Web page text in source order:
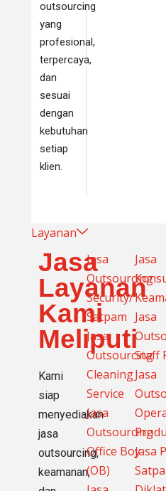
outsourcing
yang
profesional,
terpercaya,
dan
sesuai
dengan
kebutuhan
setiap
klien.
Layanan
Jasa
Layanan
Kami
Meliputi
Kami
siap
menyediakan
jasa
outsourcing,
keamanan,
Jasa
Outsourcing
Security/
Satpam
Jasa
Outsourcing
Cleaning
Service
Jasa
Outsourcing
Office Boy
(OB)
Jasa
Jasa
Staff
Jasa
Jasa